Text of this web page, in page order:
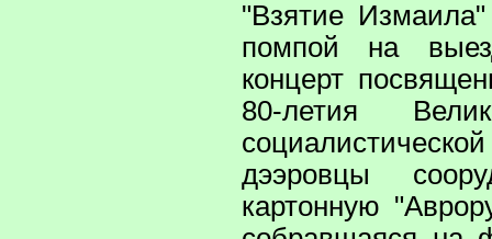
"Взятие
помпой на
концерт
80-летия
дээровцы
картонную